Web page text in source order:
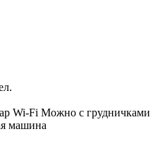
Wi-Fi Можно с грудничками
машина